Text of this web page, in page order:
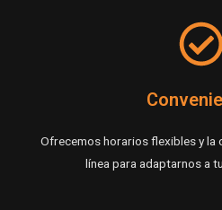
Ofrecemos horarios flexibles y la
línea para adaptarnos a